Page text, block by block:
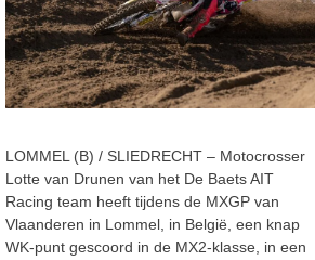
LOMMEL (B) / SLIEDRECHT – Motocrosser
Lotte van Drunen van het De Baets AIT
Racing team heeft tijdens de MXGP van
Vlaanderen in Lommel, in België, een knap
WK-punt gescoord in de MX2-klasse, in een